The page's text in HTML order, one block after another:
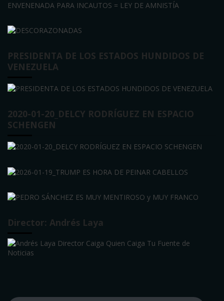
PRESIDENTA DE LOS ESTADOS HUNDIDOS DE
VENEZUELA
2020-01-20_DELCY RODRÍGUEZ EN ESPACIO
SCHENGEN
Director: Andrés Laya